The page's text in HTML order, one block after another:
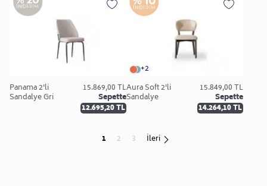
Panama 2'li
Sandalye Gri
15.869,00 TL
Sepette
12.695,20 TL
+2
Aura Soft 2'li
Sandalye
15.849,00 TL
Sepette
14.264,10 TL
1 2 3 İleri